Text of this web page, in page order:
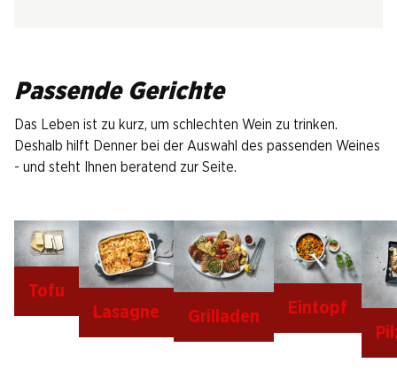
Passende Gerichte
Das Leben ist zu kurz, um schlechten Wein zu trinken.
Deshalb hilft Denner bei der Auswahl des passenden Weines
- und steht Ihnen beratend zur Seite.
Tofu
Lasagne
Grilladen
Eintopf